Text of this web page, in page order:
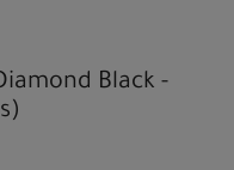
Black -